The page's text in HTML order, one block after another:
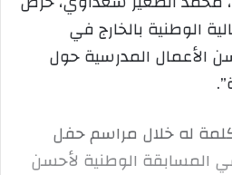
د
ت
ر
الوطنية بالخارج في
الأعمال المدرسية حول
له خلال مراسم حفل
المسابقة الوطنية لأحسن